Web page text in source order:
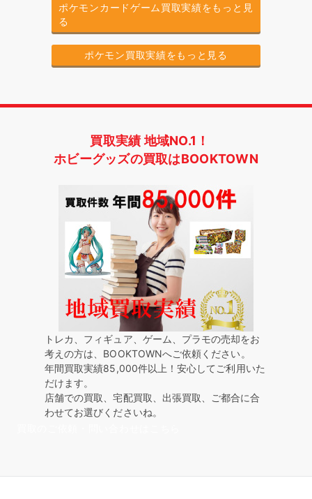
ポケモンカードゲーム買取実績をもっと見
る
ポケモン買取実績をもっと見る
買取実績 地域NO.1！
ホビーグッズの買取はBOOKTOWN
トレカ、フィギュア、ゲーム、プラモの売却をお
考えの方は、BOOKTOWNへご依頼ください。
年間買取実績85,000件以上！安心してご利用いた
だけます。
店舗での買取、宅配買取、出張買取、ご都合に合
わせてお選びくださいね。